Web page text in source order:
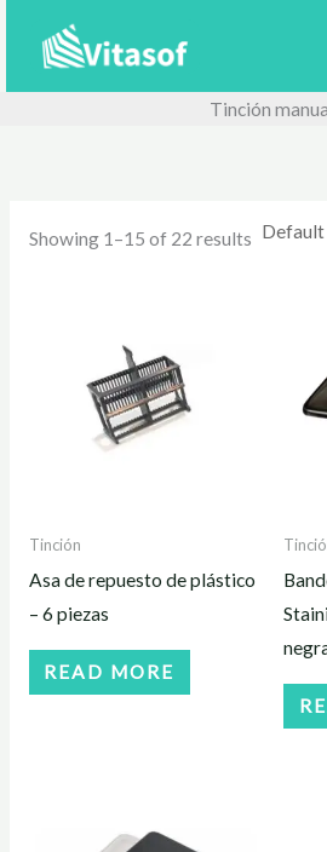
Tinción
Showing 1–15 of 22 results
Tinción
Asa de repuesto de plástico
– 6 piezas
READ MORE